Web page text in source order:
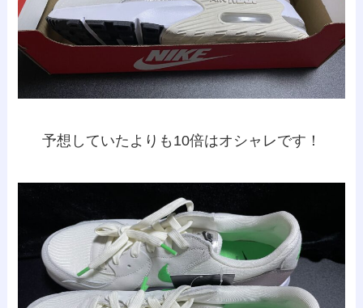
予想していたよりも10倍はオシャレです！